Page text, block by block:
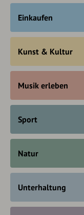
Einkaufen
Kunst & Kultur
Musik erleben
Sport
Natur
Unterhaltung